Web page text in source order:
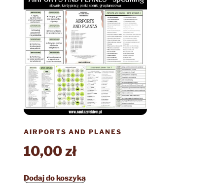
AIRPORTS AND PLANES
10,00zł
Dodaj do koszyka